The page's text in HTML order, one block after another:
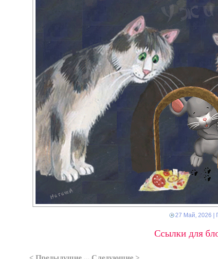
27 Май, 2026 |
Ссылки для